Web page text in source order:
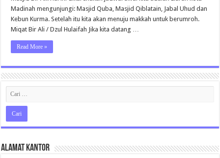
Madinah mengunjungi: Masjid Quba, Masjid Qiblatain, Jabal Uhud dan
Kebun Kurma. Setelah itu kita akan menuju makkah untuk berumroh.
Miqat Bir Ali / Dzul Hulaifah Jika kita datang …
Read More »
Alamat Kantor